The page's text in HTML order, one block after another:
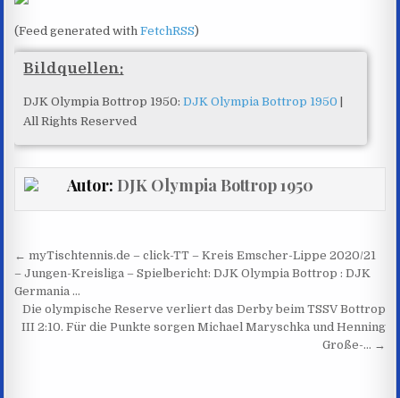
KREISLIGA
1:11
BUER-
MITTE
II
GESCHLAGEN
GEBEN.
(Feed generated withFetchRSS)
Bildquellen:
DJK Olympia Bottrop 1950:DJK Olympia Bottrop 1950
All Rights Reserved
Autor: DJK Olympia Bottrop 1950
Beitragsnavigation
← myTischtennis.de – click-TT – Kreis Emscher-Lippe 2020/21
– Jungen-Kreisliga – Spielbericht: DJK Olympia Bottrop : DJK
Germania …
Die olympische Reserve verliert das Derby beim TSSV Bottrop
III 2:10. Für die Punkte sorgen Michael Maryschka und Henning
Große-… →